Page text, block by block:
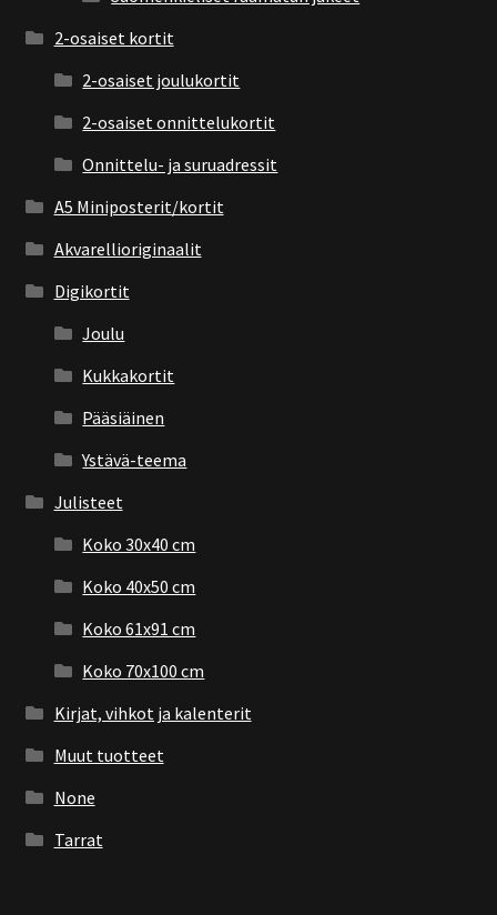
2-osaiset kortit
2-osaiset joulukortit
2-osaiset onnittelukortit
Onnittelu- ja suruadressit
A5 Miniposterit/kortit
Akvarellioriginaalit
Digikortit
Joulu
Kukkakortit
Pääsiäinen
Ystävä-teema
Julisteet
Koko 30x40 cm
Koko 40x50 cm
Koko 61x91 cm
Koko 70x100 cm
Kirjat, vihkot ja kalenterit
Muut tuotteet
None
Tarrat